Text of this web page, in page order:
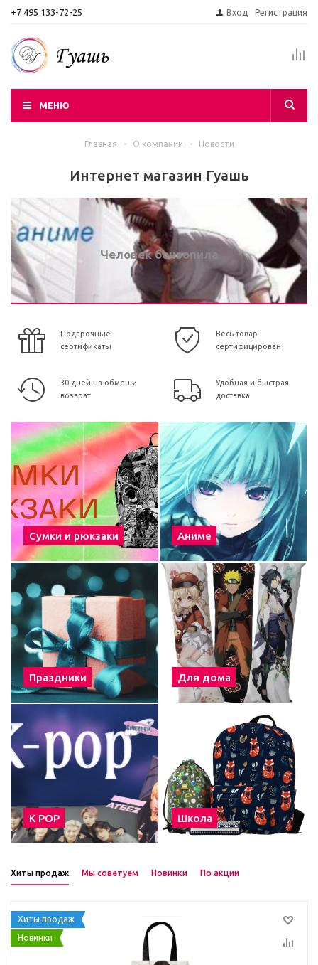
+7 495 133-72-25 Вход Регистрация
МЕНЮ
Главная - О компании - Новости
Интернет магазин Гуашь
Человек бензопила
Подарочные
сертификаты
Весь товар
сертифицирован
30 дней на обмен и
возврат
Удобная и быстрая
доставка
Сумки и рюкзаки Аниме
Праздники Для дома
К POP Школа
Хиты продаж Мы советуем Новинки По акции
Хиты продаж
Новинки